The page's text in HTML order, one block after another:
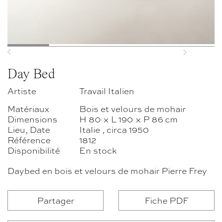
Previous Next
Day Bed
Artiste
Travail Italien
Matériaux
Bois et velours de mohair
Dimensions
H 80 × L 190 × P 86 cm
Lieu, Date
Italie , circa 1950
Référence
1812
Disponibilité
En stock
Daybed en bois et velours de mohair Pierre Frey
Partager Fiche PDF